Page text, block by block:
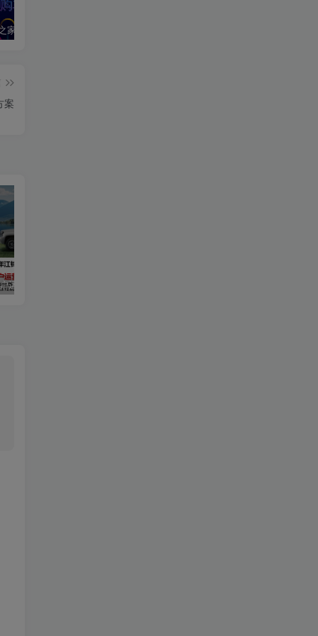
案
运营规划方案